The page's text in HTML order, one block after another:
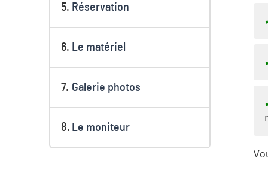
Réservation
Le matériel
Galerie photos
Le moniteur